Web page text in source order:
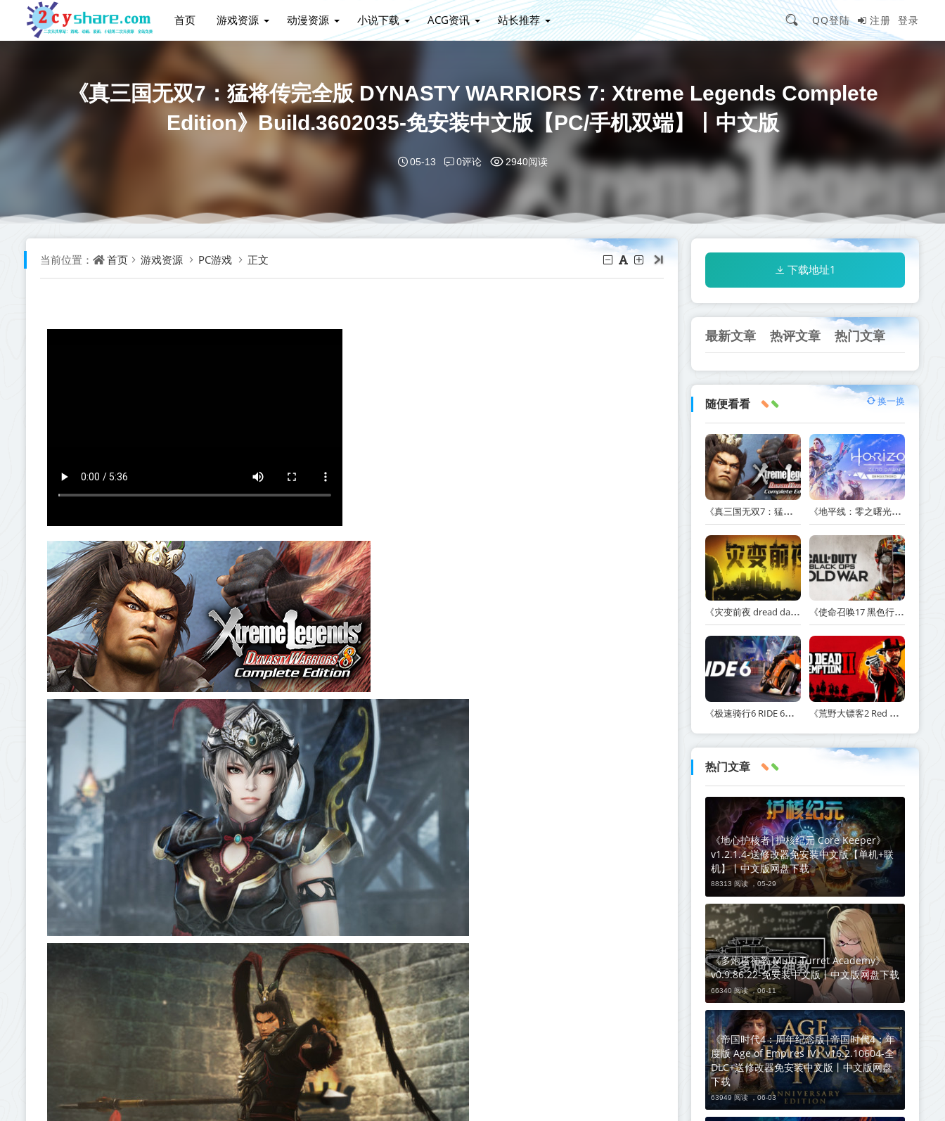
首页 游戏资源 动漫资源 小说下载 ACG资讯 站长推荐 QQ登陆 注册 登录
《真三国无双7：猛将传完全版 DYNASTY WARRIORS 7: Xtreme Legends Complete
Edition》Build.3602035-免安装中文版【PC/手机双端】丨中文版
05-13 0评论 2940阅读
当前位置： 首页 游戏资源 PC游戏 正文
下载地址1
最新文章 热评文章 热门文章
随便看看 换一换
《真三国无双7：猛将传完全版 DYNASTY WARRIORS 7: Xtreme Legends Complete Edition》Build.3602035-免安装中文版【PC/手机双端】丨中文版 《地平线：零之曙光重制版 Horizon Zero Dawn Remastered》v1.5.89.0-送修改器丨中文版网盘下载
《灾变前夜 dread dawn》v20260530-免安装中文版丨中文版网盘下载 《使命召唤17 黑色行动 冷战 Call of Duty: Black Ops Cold War》v1.34.1.15931218-全DLC+送修改器丨中文版网盘下载
《极速骑行6 RIDE 6》v20260511-免安装中文版丨中文版网盘下载 《荒野大镖客2 Red Dead Redemption 2》v1491.50-打包mod+送修改器丨中文版网盘下载
热门文章
《地心护核者|护核纪元 Core Keeper》
v1.2.1.4-送修改器免安装中文版【单机+联
机】丨中文版网盘下载
88313 阅读 ， 05-29
《多炮塔神教 Multi Turret Academy》
v0.9.86.22-免安装中文版丨中文版网盘下载
66340 阅读 ，06-11
《帝国时代4：周年纪念版|帝国时代4：年
度版 Age of Empires IV》v16.2.10604-全
DLC+送修改器免安装中文版丨中文版网盘
下载
63949 阅读 ，06-03